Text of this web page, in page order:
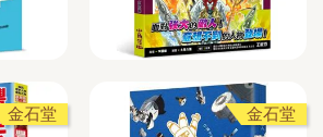
金石堂 金石堂